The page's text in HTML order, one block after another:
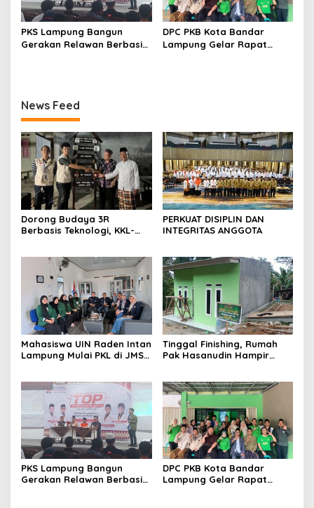
PKS Lampung Bangun
Gerakan Relawan Berbasis
DPC PKB Kota Bandar
Lampung Gelar Rapat
News Feed
Dorong Budaya 3R
Berbasis Teknologi, KKL-
Edukasi Sampah
PERKUAT DISIPLIN DAN
INTEGRITAS ANGGOTA
Mahasiswa UIN Raden Intan
Lampung Mulai PKL di JMSI
Tinggal Finishing, Rumah
Pak Hasanudin Hampir
Membangun Desa)
PKS Lampung Bangun
Gerakan Relawan Berbasis
DPC PKB Kota Bandar
Lampung Gelar Rapat